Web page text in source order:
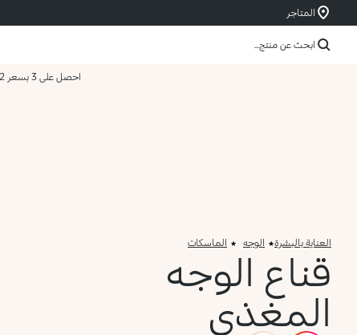
المتاجر
ابحث عن منتج...
احصل على 3 بسعر 2
العناية بالبشرة الوجه الماسكات
قناع الوجه
المغذي